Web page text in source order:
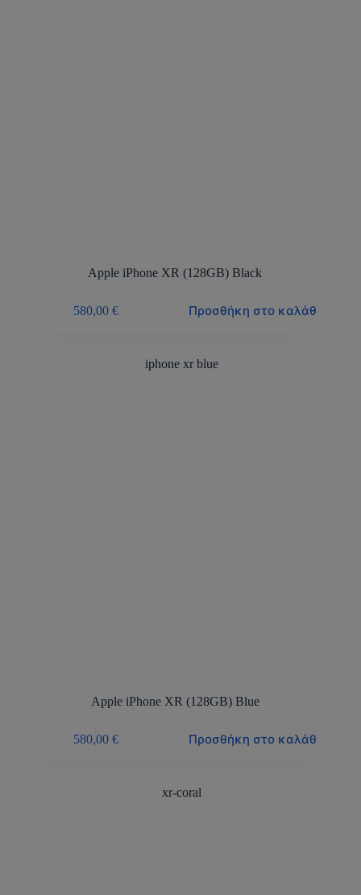
Apple iPhone XR (128GB) Black
580,00 € Προσθήκη στο καλάθι
Apple iPhone XR (128GB) Blue
580,00 € Προσθήκη στο καλάθι